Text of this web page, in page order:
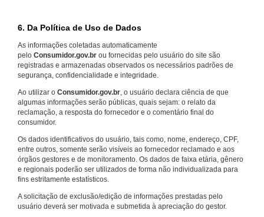
6. Da Política de Uso de Dados
As informações coletadas automaticamente
pelo Consumidor.gov.br ou fornecidas pelo usuário do site são
registradas e armazenadas observados os necessários padrões de
segurança, confidencialidade e integridade.
Ao utilizar o Consumidor.gov.br , o usuário declara ciência de que
algumas informações serão públicas, quais sejam: o relato da
reclamação, a resposta do fornecedor e o comentário final do
consumidor.
Os dados identificativos do usuário, tais como, nome, endereço, CPF,
entre outros, somente serão visíveis ao fornecedor reclamado e aos
órgãos gestores e de monitoramento. Os dados de faixa etária, gênero
e regionais poderão ser utilizados de forma não individualizada para
fins estritamente estatísticos.
A solicitação de exclusão/edição de informações prestadas pelo
usuário deverá ser motivada e submetida à apreciação do gestor.